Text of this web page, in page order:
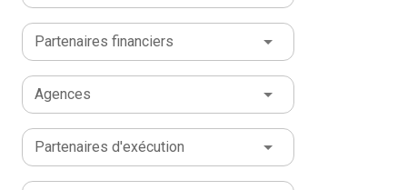
Partenaires financiers
Agences
Partenaires d'exécution